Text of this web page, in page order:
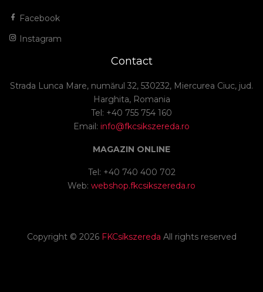
Facebook
Instagram
Contact
Strada Lunca Mare, numărul 32, 530232, Miercurea Ciuc, jud.
Harghita, Romania
Tel: +40 755 754 160
Email: info@fkcsikszereda.ro
MAGAZIN ONLINE
Tel: +40 740 400 702
Web: webshop.fkcsikszereda.ro
Copyright © 2026 FKCsíkszereda All rights reserved